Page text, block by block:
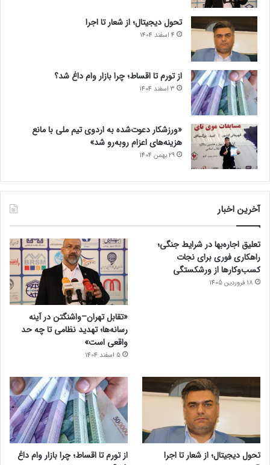
تحول دیجیتال؛ از شعار تا اجرا
4 اسفند 1404
از تورم تا اقساط؛ چرا بازار وام داغ شد؟
3 اسفند 1404
«ورزشکار دعوت‌شده به اردوی تیم ملی با مانع
هزینه‌های اعزام روبه‌رو شد»
29 بهمن 1404
آخرین اخبار
تعلیق اجاره‌بها در شرایط جنگی؛
راهکاری فوری برای نجات
کسب‌وکارها از ورشکستگی
18 فروردین 1405
«تقابل تهران–واشنگتن در آینه
رسانه‌ها؛ تهدید نظامی تا چه حد
واقعی است»
5 اسفند 1404
تحول دیجیتال؛ از شعار تا اجرا
از تورم تا اقساط؛ چرا بازار وام داغ